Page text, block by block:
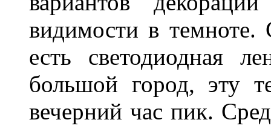
видимости в темноте.
есть светодиодная
большой город, эту
вечерний час пик.